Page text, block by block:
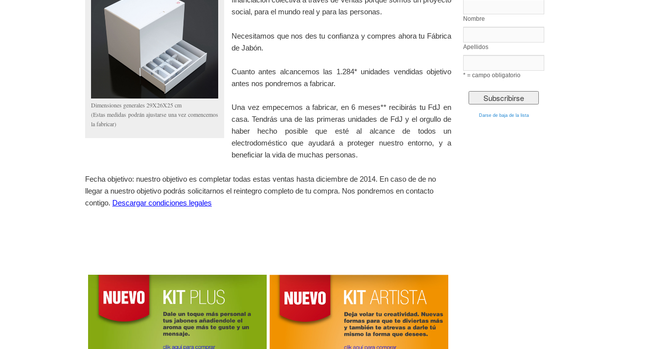
Dimensiones generales 29X26X25 cm
(Estas medidas podrán ajustarse una vez comencemos
la fabricar)
social, para el mundo real y para las personas.
Necesitamos que nos des tu confianza y compres ahora tu Fábrica
de Jabón.
Cuanto antes alcancemos las 1.284* unidades vendidas objetivo
antes nos pondremos a fabricar.
Una vez empecemos a fabricar, en 6 meses** recibirás tu FdJ en
casa. Tendrás una de las primeras unidades de FdJ y el orgullo de
haber hecho posible que esté al alcance de todos un
electrodoméstico que ayudará a proteger nuestro entorno, y a
beneficiar la vida de muchas personas.
Fecha objetivo: nuestro objetivo es completar todas estas ventas hasta diciembre de 2014. En caso de de no
llegar a nuestro objetivo podrás solicitarnos el reintegro completo de tu compra. Nos pondremos en contacto
contigo. Descargar condiciones legales
Nombre
Apellidos
* = campo obligatorio
Darse de baja de la lista